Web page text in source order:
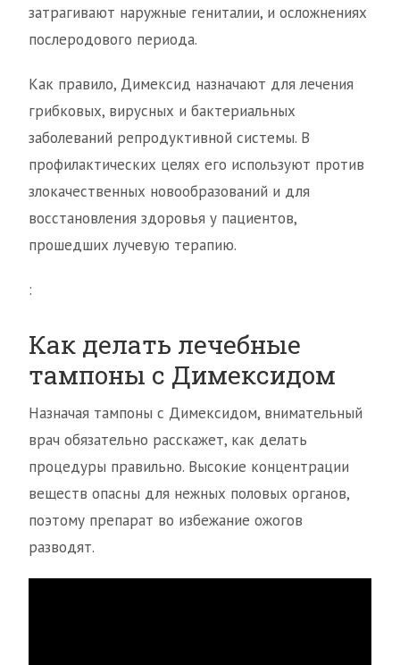
затрагивают наружные гениталии, и осложнениях
послеродового периода.
Как правило, Димексид назначают для лечения
грибковых, вирусных и бактериальных
заболеваний репродуктивной системы. В
профилактических целях его используют против
злокачественных новообразований и для
восстановления здоровья у пациентов,
прошедших лучевую терапию.
:
Как делать лечебные
тампоны с Димексидом
Назначая тампоны с Димексидом, внимательный
врач обязательно расскажет, как делать
процедуры правильно. Высокие концентрации
веществ опасны для нежных половых органов,
поэтому препарат во избежание ожогов
разводят.